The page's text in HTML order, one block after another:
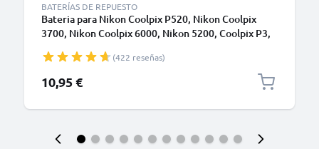
BATERÍAS DE REPUESTO
Bateria para Nikon Coolpix P520, Nikon Coolpix
3700, Nikon Coolpix 6000, Nikon 5200, Coolpix P3,
Nikon EN-EL5 1180mAh de CELLONIC
(422 reseñas)
10,95 €